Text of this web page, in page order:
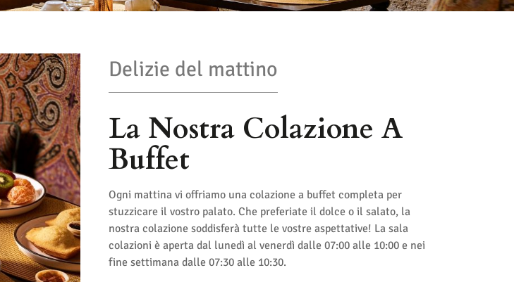
Delizie del mattino
La Nostra Colazione A
Buffet
Ogni mattina vi offriamo una colazione a buffet completa per
stuzzicare il vostro palato. Che preferiate il dolce o il salato, la
nostra colazione soddisferà tutte le vostre aspettative! La sala
colazioni è aperta dal lunedì al venerdì dalle 07:00 alle 10:00 e nei
fine settimana dalle 07:30 alle 10:30.